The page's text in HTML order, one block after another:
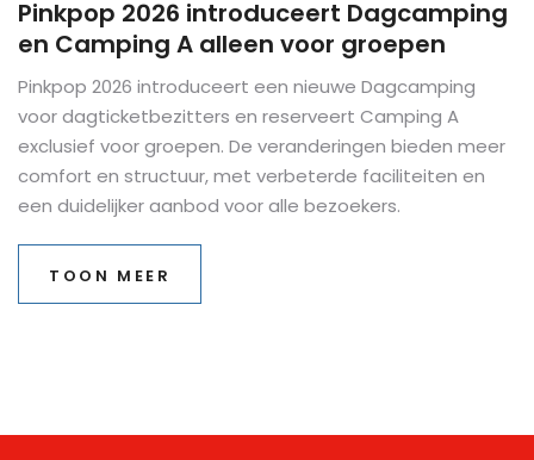
Pinkpop 2026 introduceert Dagcamping
en Camping A alleen voor groepen
Pinkpop 2026 introduceert een nieuwe Dagcamping
voor dagticketbezitters en reserveert Camping A
exclusief voor groepen. De veranderingen bieden meer
comfort en structuur, met verbeterde faciliteiten en
een duidelijker aanbod voor alle bezoekers.
TOON MEER